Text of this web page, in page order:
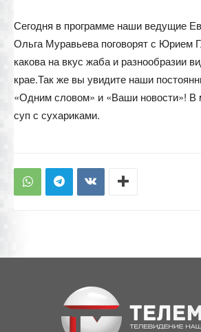
Сегодня в программе наши ведущие
Ольга Муравьева поговорят с Юрием
какова на вкус жаба и разнообразии
крае.Так же вы увидите наши
«Одним словом» и «Ваши новости»!
суп с сухариками.